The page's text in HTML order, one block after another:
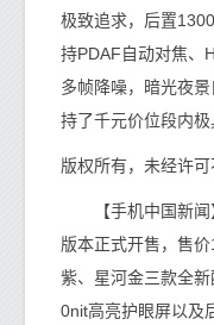
极致追求，后置
持PDAF自动对焦、
多帧降噪，暗光夜
持了千元价位段内极
版权所有，未经许
【手机中国新闻
版本正式开售，售
紫、星河金三款全
0nit高亮护眼屏以及